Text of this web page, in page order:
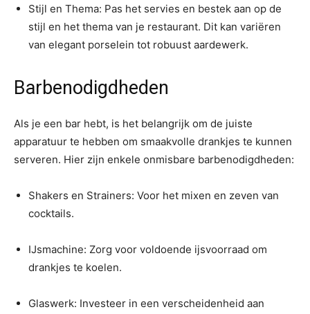
Stijl en Thema: Pas het servies en bestek aan op de
stijl en het thema van je restaurant. Dit kan variëren
van elegant porselein tot robuust aardewerk.
Barbenodigdheden
Als je een bar hebt, is het belangrijk om de juiste
apparatuur te hebben om smaakvolle drankjes te kunnen
serveren. Hier zijn enkele onmisbare barbenodigdheden:
Shakers en Strainers: Voor het mixen en zeven van
cocktails.
IJsmachine: Zorg voor voldoende ijsvoorraad om
drankjes te koelen.
Glaswerk: Investeer in een verscheidenheid aan